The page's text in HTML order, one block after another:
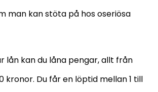
man kan stöta på hos oseriösa
lån kan du låna pengar, allt från
kronor. Du får en löptid mellan 1 till